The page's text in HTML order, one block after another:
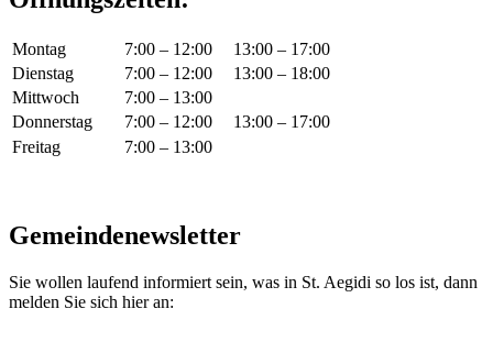
Montag 7:00 – 12:00
13:00 – 17:00
Dienstag
7:00 – 12:00
13:00 – 18:00
Mittwoch
7:00 – 13:00
Donnerstag
7:00 – 12:00
13:00 – 17:00
Freitag
7:00 – 13:00
Gemeindenewsletter
Sie wollen laufend informiert sein, was in St. Aegidi so los ist, dann
melden Sie sich hier an: